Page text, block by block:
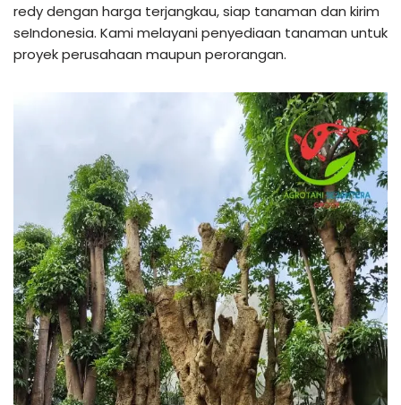
redy dengan harga terjangkau, siap tanaman dan kirim
seIndonesia. Kami melayani penyediaan tanaman untuk
proyek perusahaan maupun perorangan.